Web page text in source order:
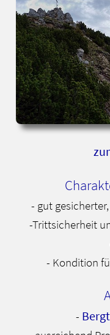
- gut
-Trittsicherheit
- Kondition
-